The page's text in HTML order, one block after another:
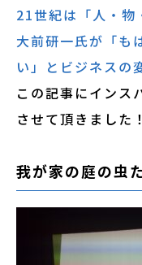
21世紀は「人・物
大前研一氏が「も
い」とビジネスの
この記事にインス
させて頂きました！
我が家の庭の虫